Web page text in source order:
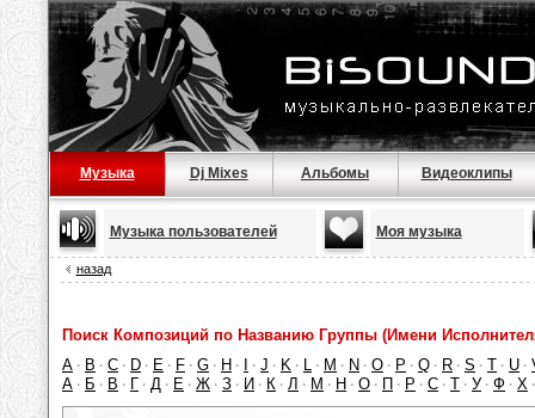
Музыка Dj Mixes Альбомы Видеоклипы
Музыка пользователей Моя музыка
назад
Поиск Композиций по Названию Группы (Имени
A · B · C · D · E · F · G · H · · J · K · L · M · N · O · P · Q · R · S · T · U ·
А · Б · В · Г · Д · Е · Ж · З · И · К · Л · М · Н · О · П · Р · С · Т · У · Ф · Х